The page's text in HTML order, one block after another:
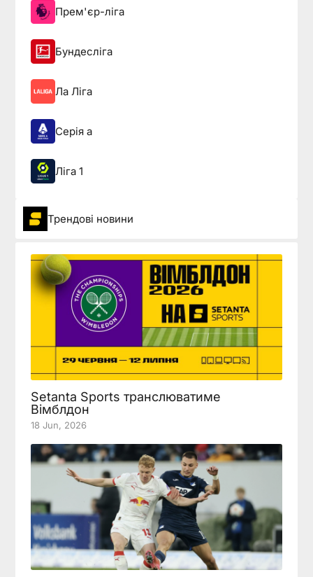
Прем'єр-ліга
Бундесліга
Ла Ліга
Серія а
Ліга 1
Трендові новини
Setanta Sports транслюватиме
Вімблдон
18 Jun, 2026